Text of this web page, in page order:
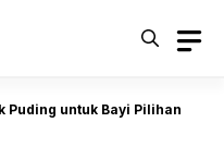
Puding untuk Bayi Pilihan